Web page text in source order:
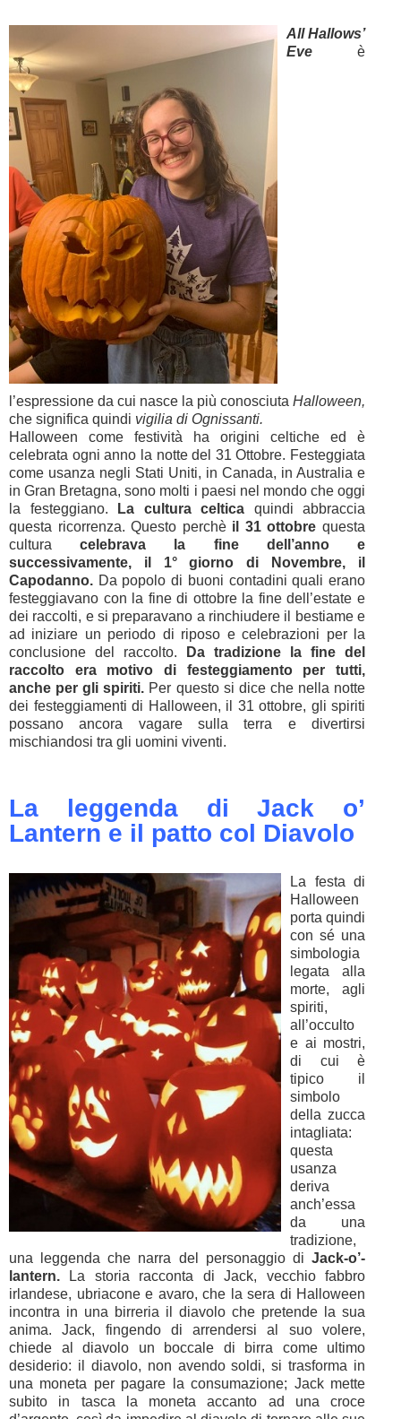
All Hallows’
Eve è
l’espressione da cui nasce la più conosciuta Halloween,
che significa quindi vigilia di Ognissanti.
Halloween come festività ha origini celtiche ed è
celebrata ogni anno la notte del 31 Ottobre. Festeggiata
come usanza negli Stati Uniti, in Canada, in Australia e
in Gran Bretagna, sono molti i paesi nel mondo che oggi
la festeggiano.
La cultura celtica quindi abbraccia
questa ricorrenza. Questo perchè il 31 ottobre questa
culturacelebrava la fine dell’anno e
successivamente, il 1° giorno di Novembre, il
Capodanno. Da popolo di buoni contadini quali erano
festeggiavano con la fine di ottobre la fine dell’estate e
dei raccolti, e si preparavano a rinchiudere il bestiame e
ad iniziare un periodo di riposo e celebrazioni per la
conclusione del raccolto.
Da tradizione la fine del
raccolto era motivo di festeggiamento per tutti,
anche per gli spiriti. Per questo si dice che nella notte
dei festeggiamenti di Halloween, il 31 ottobre, gli spiriti
possano ancora vagare sulla terra e divertirsi
mischiandosi tra gli uomini viventi.
La leggenda di Jack o’
Lantern e il patto col Diavolo
La festa di
Halloween
porta quindi
con sé una
simbologia
legata alla
morte, agli
spiriti,
all’occulto
e ai mostri,
di cui è
tipico il
simbolo
della zucca
intagliata:
questa
usanza
deriva
anch’essa
da una
tradizione,
una leggenda che narra del personaggio di Jack-o’-
lantern.
La storia racconta di Jack, vecchio fabbro
irlandese, ubriacone e avaro, che la sera di Halloween
incontra in una birreria il diavolo che pretende la sua
anima. Jack, fingendo di arrendersi al suo volere,
chiede al diavolo un boccale di birra come ultimo
desiderio: il diavolo, non avendo soldi, si trasforma in
una moneta per pagare la consumazione; Jack mette
subito in tasca la moneta accanto ad una croce